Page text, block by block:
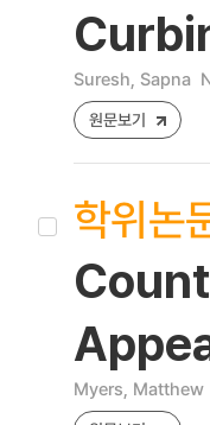
Suresh, Sapna
원문보기
학위논
Myers, Matthew